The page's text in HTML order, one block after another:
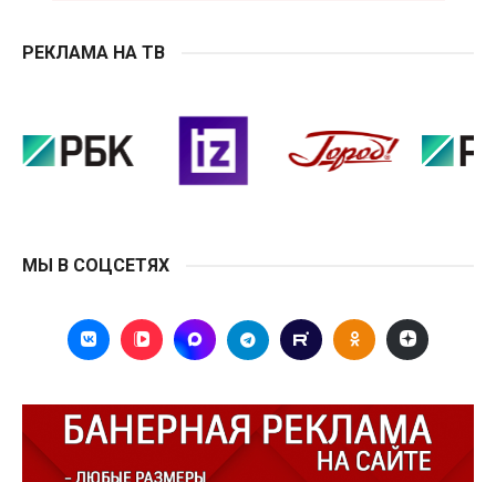
РЕКЛАМА НА ТВ
МЫ В СОЦСЕТЯХ